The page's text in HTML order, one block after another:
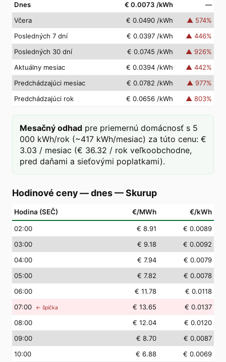
Dnes € 0.0073 /kWh
—
Včera
€ 0.0490 /kWh ▲ 574%
Posledných 7 dní
€ 0.0397 /kWh ▲ 446%
Posledných 30 dní
€ 0.0745 /kWh ▲ 926%
Aktuálny mesiac
€ 0.0394 /kWh ▲ 442%
Predchádzajúci mesiac
€ 0.0782 /kWh ▲ 977%
Predchádzajúci rok
€ 0.0656 /kWh ▲ 803%
Mesačný odhad pre priemernú domácnosť s 5
000 kWh/rok (~417 kWh/mesiac) za túto cenu: €
3.03 / mesiac (€ 36.32 / rok veľkoobchodne,
pred daňami a sieťovými poplatkami).
Hodinové ceny — dnes—Skurup
Hodina (SEČ) €/MWh €/kWh
02:00 € 8.91
€ 0.0089
03:00 € 9.18
€ 0.0092
04:00 € 7.94
€ 0.0079
05:00 € 7.82
€ 0.0078
06:00 € 11.78
€ 0.0118
07:00 ← špička € 13.65
€ 0.0137
08:00 € 12.04
€ 0.0120
09:00 € 8.70
€ 0.0087
10:00 € 6.88
€ 0.0069